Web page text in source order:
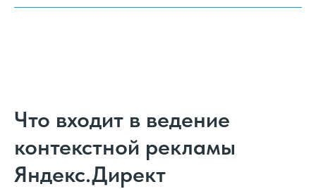
Что входит в ведение
контекстной рекламы
Яндекс.Директ